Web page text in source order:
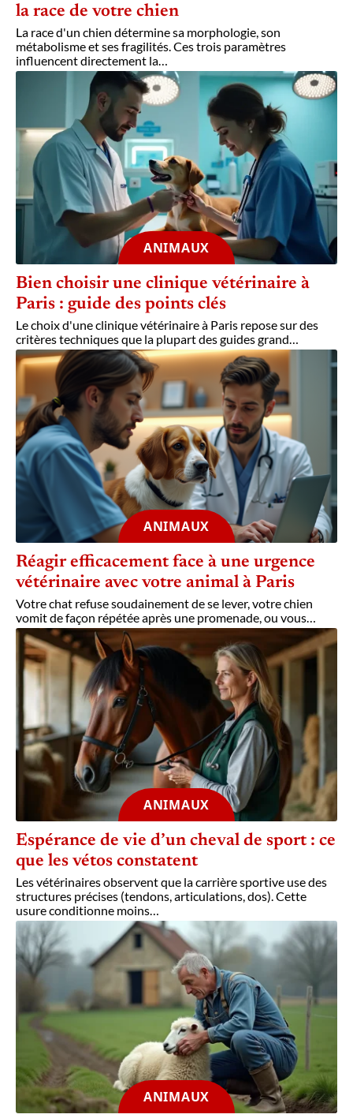
la race de votre chien
La race d'un chien détermine sa morphologie, son
métabolisme et ses fragilités. Ces trois paramètres
influencent directement la…
ANIMAUX
Bien choisir une clinique vétérinaire à
Paris : guide des points clés
Le choix d'une clinique vétérinaire à Paris repose sur des
critères techniques que la plupart des guides grand…
ANIMAUX
Réagir efficacement face à une urgence
vétérinaire avec votre animal à Paris
Votre chat refuse soudainement de se lever, votre chien
vomit de façon répétée après une promenade, ou vous
ANIMAUX
Espérance de vie d’un cheval de sport : ce
que les vétos constatent
Les vétérinaires observent que la carrière sportive use des
structures précises (tendons, articulations, dos). Cette
usure conditionne moins
ANIMAUX